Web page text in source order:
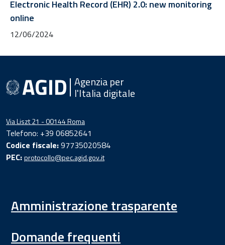
Electronic Health Record (EHR) 2.0: new monitoring
online
12/06/2024
Agenzia per
l'Italia digitale
Via Liszt 21 - 00144 Roma
Telefono: +39 06852641
Codice fiscale:97735020584
PEC:protocollo@pec.agid.gov.it
Amministrazione trasparente
Domande frequenti